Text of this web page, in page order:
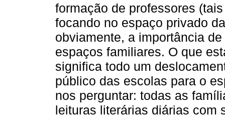
formação de professores
focando no espaço privado
obviamente, a importância
espaços familiares. O que
significa todo um
público das escolas para o
nos perguntar: todas as
leituras literárias diárias com